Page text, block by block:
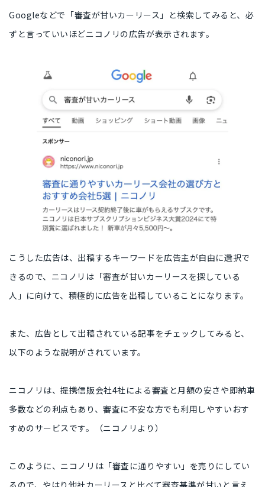
Googleなどで「審査が甘いカーリース」と検索してみると、必
ずと言っていいほどニコノリの広告が表示されます。
こうした広告は、出稿するキーワードを広告主が自由に選択で
きるので、ニコノリは「審査が甘いカーリースを探している
人」に向けて、積極的に広告を出稿していることになります。
また、広告として出稿されている記事をチェックしてみると、
以下のような説明がされています。
ニコノリは、提携信販会社4社による審査と月額の安さや即納車
多数などの利点もあり、審査に不安な方でも利用しやすいおす
すめのサービスです。（ニコノリより）
このように、ニコノリは「審査に通りやすい」を売りにしてい